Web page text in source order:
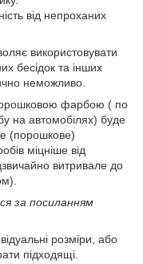
від непроханих
використовувати
бесідок та інших
неможливо.
фарбою ( по
на автомобілях) буде
(порошкове)
міцніше від
витривале до
за посиланням
розміри, або
підходящі.